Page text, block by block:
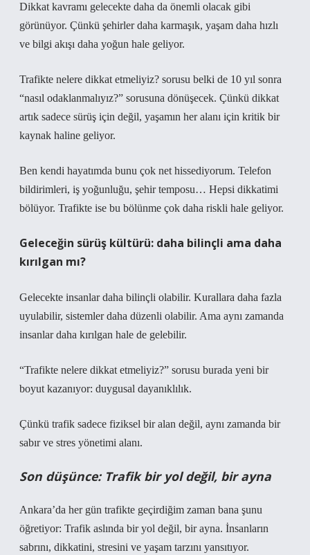
Dikkat kavramı gelecekte daha da önemli olacak gibi
görünüyor. Çünkü şehirler daha karmaşık, yaşam daha hızlı
ve bilgi akışı daha yoğun hale geliyor.
Trafikte nelere dikkat etmeliyiz? sorusu belki de 10 yıl sonra
“nasıl odaklanmalıyız?” sorusuna dönüşecek. Çünkü dikkat
artık sadece sürüş için değil, yaşamın her alanı için kritik bir
kaynak haline geliyor.
Ben kendi hayatımda bunu çok net hissediyorum. Telefon
bildirimleri, iş yoğunluğu, şehir temposu… Hepsi dikkatimi
bölüyor. Trafikte ise bu bölünme çok daha riskli hale geliyor.
Geleceğin sürüş kültürü: daha bilinçli ama daha
kırılgan mı?
Gelecekte insanlar daha bilinçli olabilir. Kurallara daha fazla
uyulabilir, sistemler daha düzenli olabilir. Ama aynı zamanda
insanlar daha kırılgan hale de gelebilir.
“Trafikte nelere dikkat etmeliyiz?” sorusu burada yeni bir
boyut kazanıyor: duygusal dayanıklılık.
Çünkü trafik sadece fiziksel bir alan değil, aynı zamanda bir
sabır ve stres yönetimi alanı.
Son düşünce: Trafik bir yol değil, bir ayna
Ankara’da her gün trafikte geçirdiğim zaman bana şunu
öğretiyor: Trafik aslında bir yol değil, bir ayna. İnsanların
sabrını, dikkatini, stresini ve yaşam tarzını yansıtıyor.